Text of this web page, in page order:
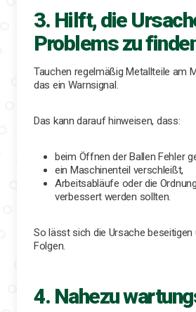
3. Hilft, die
Problems zu
Tauchen regelmäßig Metallteile am
das ein Warnsignal.
Das kann darauf hinweisen, dass:
beim Öffnen der Ballen Fehler
ein Maschinenteil verschleißt,
Arbeitsabläufe oder die
verbessert werden sollten.
So lässt sich die Ursache beseitigen
Folgen.
4. Nahezu